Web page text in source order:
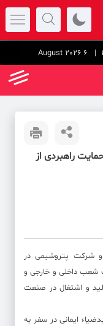
| 6 August 2026
راهبردی از
دو شرکت پتروشیمی در
شعب داخلی و خارجی و
و اشتغال در صنعت
ایمانی در سفر به